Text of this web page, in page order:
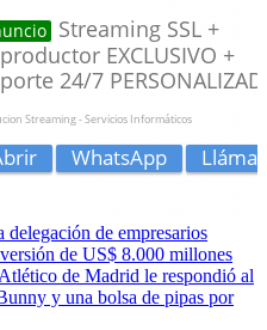
de empresarios
de US$ 8.000 millones
de Madrid le respondió al
y una bolsa de pipas por